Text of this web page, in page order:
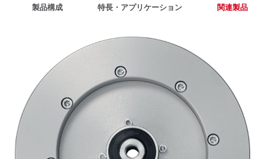
製品構成 特長・アプリケーション 関連製品